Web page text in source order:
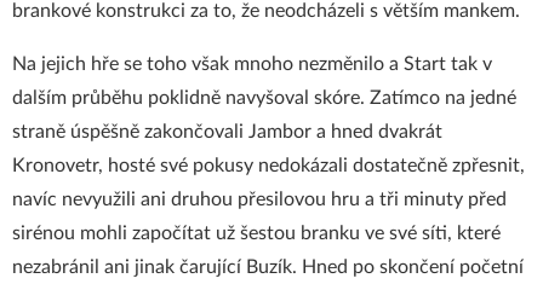
brankové konstrukci za to, že neodcházeli s větším mankem.
Na jejich hře se toho však mnoho nezměnilo a Start tak v
dalším průběhu poklidně navyšoval skóre. Zatímco na jedné
straně úspěšně zakončovali Jambor a hned dvakrát
Kronovetr, hosté své pokusy nedokázali dostatečně zpřesnit,
navíc nevyužili ani druhou přesilovou hru a tři minuty před
sirénou mohli započítat už šestou branku ve své síti, které
nezabránil ani jinak čarující Buzík. Hned po skončení početní